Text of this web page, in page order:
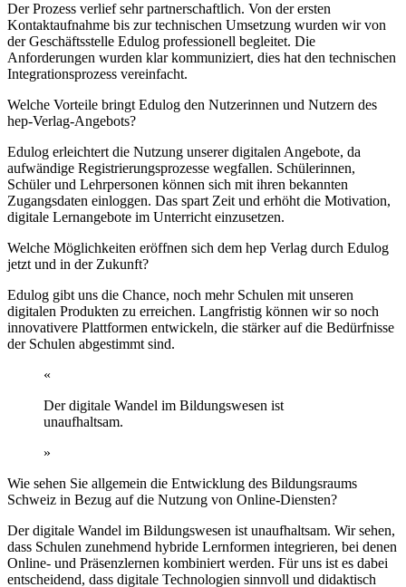
Der Prozess verlief sehr partnerschaftlich. Von der ersten
Kontaktaufnahme bis zur technischen Umsetzung wurden wir von
der Geschäftsstelle Edulog professionell begleitet. Die
Anforderungen wurden klar kommuniziert, dies hat den technischen
Integrationsprozess vereinfacht.
Welche Vorteile bringt Edulog den Nutzerinnen und Nutzern des
hep-Verlag-Angebots?
Edulog erleichtert die Nutzung unserer digitalen Angebote, da
aufwändige Registrierungsprozesse wegfallen. Schülerinnen,
Schüler und Lehrpersonen können sich mit ihren bekannten
Zugangsdaten einloggen. Das spart Zeit und erhöht die Motivation,
digitale Lernangebote im Unterricht einzusetzen.
Welche Möglichkeiten eröffnen sich dem hep Verlag durch Edulog
jetzt und in der Zukunft?
Edulog gibt uns die Chance, noch mehr Schulen mit unseren
digitalen Produkten zu erreichen. Langfristig können wir so noch
innovativere Plattformen entwickeln, die stärker auf die Bedürfnisse
der Schulen abgestimmt sind.
«
Der digitale Wandel im Bildungswesen ist
unaufhaltsam.
»
Wie sehen Sie allgemein die Entwicklung des Bildungsraums
Schweiz in Bezug auf die Nutzung von Online-Diensten?
Der digitale Wandel im Bildungswesen ist unaufhaltsam. Wir sehen,
dass Schulen zunehmend hybride Lernformen integrieren, bei denen
Online- und Präsenzlernen kombiniert werden. Für uns ist es dabei
entscheidend, dass digitale Technologien sinnvoll und didaktisch